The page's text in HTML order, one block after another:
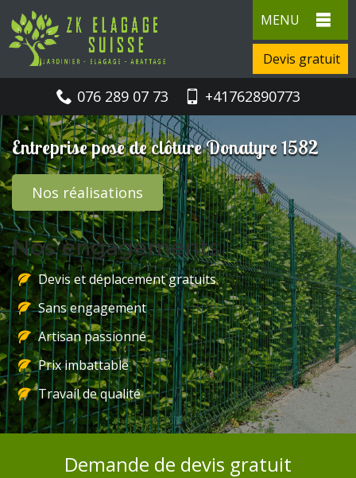
MENU
Devis gratuit
076 289 07 73 +41762890773
Entreprise pose de clôture Donatyre 1582
Nos réalisations
Nos engagements
Devis et déplacement gratuits
Sans engagement
Artisan passionné
Prix imbattable
Travail de qualité
Demande de devis gratuit